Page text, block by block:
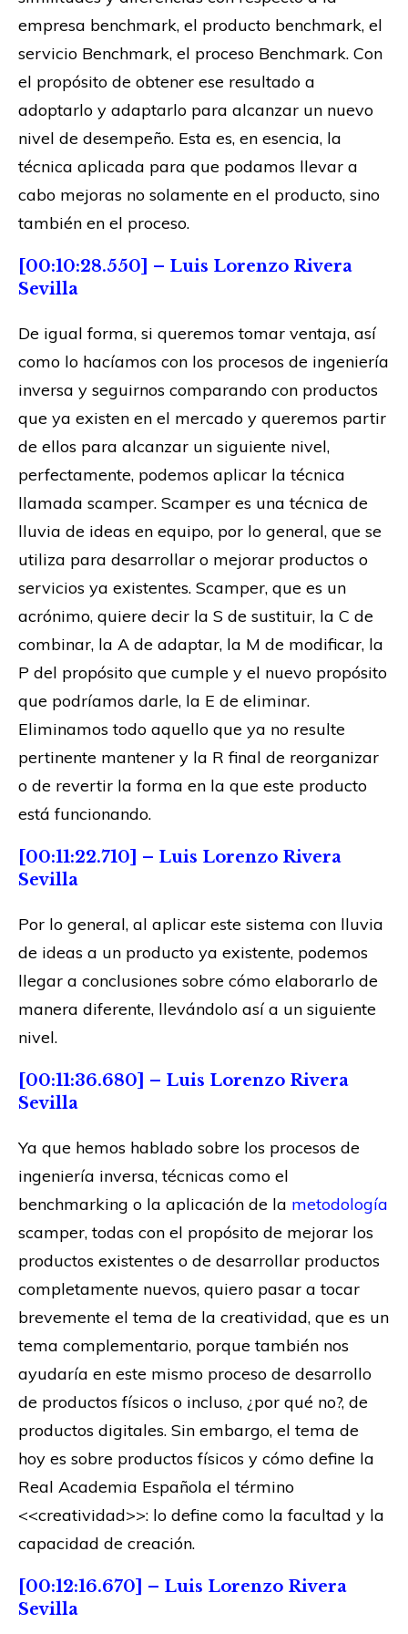
empresa benchmark, el producto benchmark, el
servicio Benchmark, el proceso Benchmark. Con
el propósito de obtener ese resultado a
adoptarlo y adaptarlo para alcanzar un nuevo
nivel de desempeño. Esta es, en esencia, la
técnica aplicada para que podamos llevar a
cabo mejoras no solamente en el producto, sino
también en el proceso.
[00:10:28.550] – Luis Lorenzo Rivera
Sevilla
De igual forma, si queremos tomar ventaja, así
como lo hacíamos con los procesos de ingeniería
inversa y seguirnos comparando con productos
que ya existen en el mercado y queremos partir
de ellos para alcanzar un siguiente nivel,
perfectamente, podemos aplicar la técnica
llamada scamper. Scamper es una técnica de
lluvia de ideas en equipo, por lo general, que se
utiliza para desarrollar o mejorar productos o
servicios ya existentes. Scamper, que es un
acrónimo, quiere decir la S de sustituir, la C de
combinar, la A de adaptar, la M de modificar, la
P del propósito que cumple y el nuevo propósito
que podríamos darle, la E de eliminar.
Eliminamos todo aquello que ya no resulte
pertinente mantener y la R final de reorganizar
o de revertir la forma en la que este producto
está funcionando.
[00:11:22.710] – Luis Lorenzo Rivera
Sevilla
Por lo general, al aplicar este sistema con lluvia
de ideas a un producto ya existente, podemos
llegar a conclusiones sobre cómo elaborarlo de
manera diferente, llevándolo así a un siguiente
nivel.
[00:11:36.680] – Luis Lorenzo Rivera
Sevilla
Ya que hemos hablado sobre los procesos de
ingeniería inversa, técnicas como el
benchmarking o la aplicación de la metodología
scamper, todas con el propósito de mejorar los
productos existentes o de desarrollar productos
completamente nuevos, quiero pasar a tocar
brevemente el tema de la creatividad, que es un
tema complementario, porque también nos
ayudaría en este mismo proceso de desarrollo
de productos físicos o incluso, ¿por qué no?, de
productos digitales. Sin embargo, el tema de
hoy es sobre productos físicos y cómo define la
Real Academia Española el término
<<creatividad>>: lo define como la facultad y la
capacidad de creación.
[00:12:16.670] – Luis Lorenzo Rivera
Sevilla